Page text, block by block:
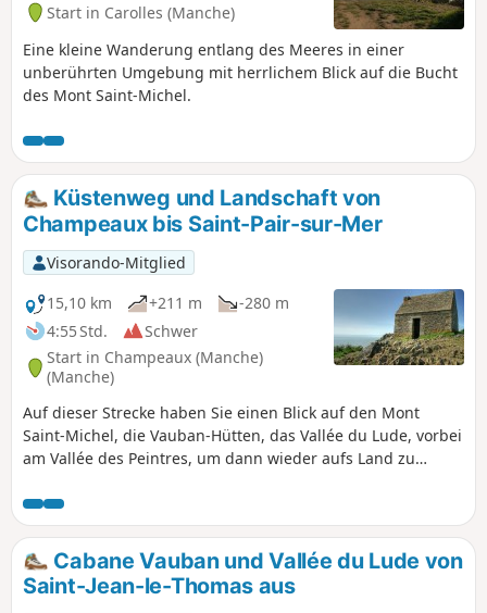
Start in Carolles (Manche)
Eine kleine Wanderung entlang des Meeres in einer
unberührten Umgebung mit herrlichem Blick auf die Bucht
des Mont Saint-Michel.
Küstenweg und Landschaft von
Champeaux bis Saint-Pair-sur-Mer
Visorando-Mitglied
15,10 km
+211 m
-280 m
4:55 Std.
Schwer
Start in Champeaux (Manche)
(Manche)
Auf dieser Strecke haben Sie einen Blick auf den Mont
Saint-Michel, die Vauban-Hütten, das Vallée du Lude, vorbei
am Vallée des Peintres, um dann wieder aufs Land zu
gehen und im Viertel Beausoleil in Saint-Pair anzukommen.
Cabane Vauban und Vallée du Lude von
Saint-Jean-le-Thomas aus